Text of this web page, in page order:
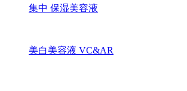
集中 保湿美容液
美白美容液 VC&AR